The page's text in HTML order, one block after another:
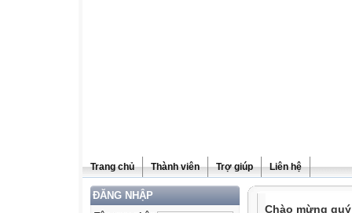
Trang chủ Thành viên Trợ giúp Liên hệ
ĐĂNG NHẬP
Chào mừng